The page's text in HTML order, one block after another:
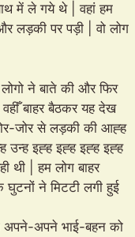
में ले गये थे | वहां हम
लड़की पर पड़ी | वो लोग
ने बाते की और फिर
बाहर बैठकर यह देख
जोर से लड़की की आह्ह
इह्ह इह्ह इह्ह इह्ह
थी | हम लोग बाहर
ने मिटटी लगी हुई
अपने-अपने भाई-बहन को